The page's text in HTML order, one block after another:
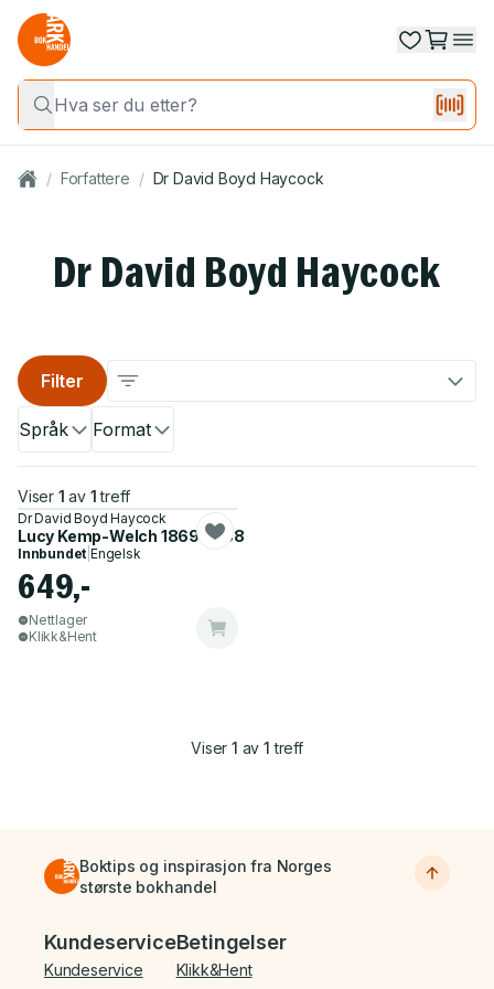
/ Forfattere / Dr David Boyd Haycock
Dr David Boyd Haycock
Språk Format
Filter
Viser 1 av 1 treff
Dr David Boyd Haycock
Lucy Kemp-Welch 1869-1958
Innbundet |Engelsk
649,-
Nettlager
Klikk&Hent
Viser1 av 1 treff
Boktips og inspirasjon fra Norges
største bokhandel
Bunnmeny
Kundeservice
Kundeservice
Betingelser
Klikk&Hent